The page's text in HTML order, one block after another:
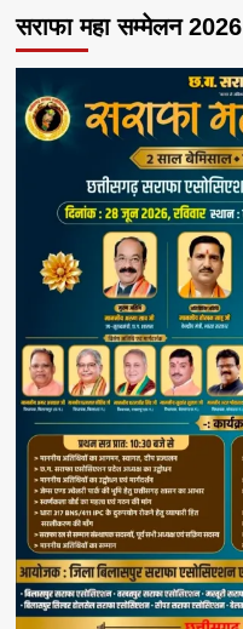
सराफा महा सम्मेलन 2026